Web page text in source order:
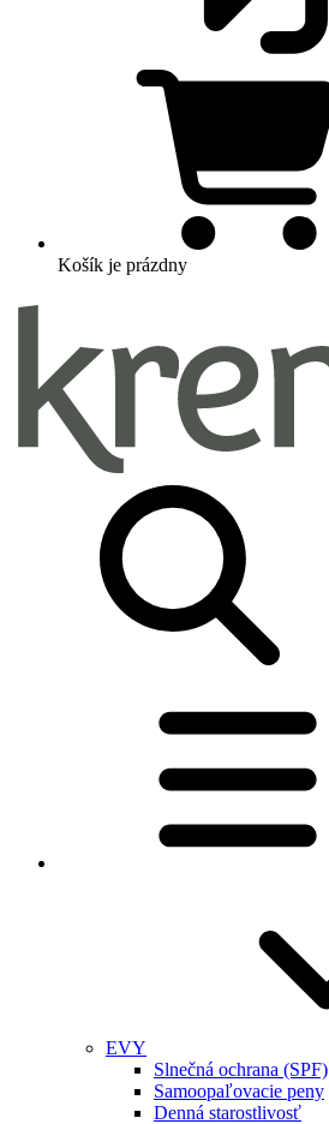
Košík je prázdny
EVY
Slnečná ochrana (SPF)
Samoopaľovacie peny
Denná starostlivosť